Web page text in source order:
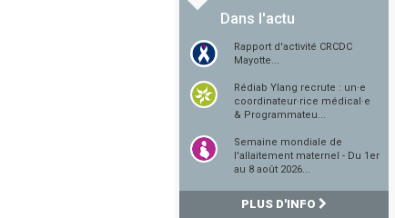
Dans l'actu
Rapport d'activité CRCDC
Mayotte...
Rédiab Ylang recrute : un·e
coordinateur·rice médical·e
& Programmateu...
Semaine mondiale de
l'allaitement maternel - Du 1er
au 8 août 2026...
PLUS D'INFO